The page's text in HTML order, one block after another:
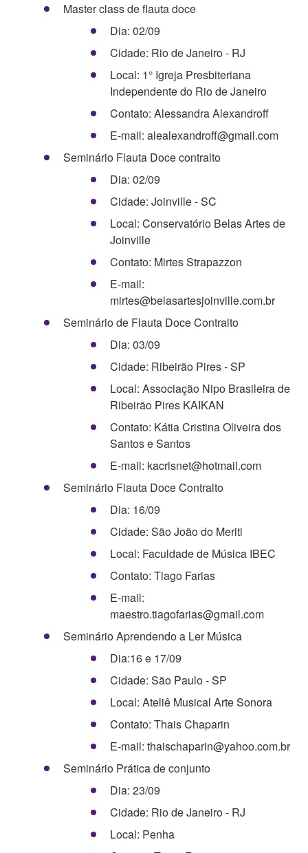
Master class de flauta doce
Dia: 02/09
Cidade: Rio de Janeiro - RJ
Local: 1° Igreja Presbiteriana
Independente do Rio de Janeiro
Contato: Alessandra Alexandroff
E-mail: alealexandroff@gmail.com
Seminário Flauta Doce contralto
Dia: 02/09
Cidade: Joinville - SC
Local: Conservatório Belas Artes de
Joinville
Contato: Mirtes Strapazzon
E-mail:
mirtes@belasartesjoinville.com.br
Seminário de Flauta Doce Contralto
Dia: 03/09
Cidade: Ribeirão Pires - SP
Local: Associação Nipo Brasileira de
Ribeirão Pires KAIKAN
Contato: Kátia Cristina Oliveira dos
Santos e Santos
E-mail: kacrisnet@hotmail.com
Seminário Flauta Doce Contralto
Dia: 16/09
Cidade: São João do Meriti
Local: Faculdade de Música IBEC
Contato: Tiago Farias
E-mail:
maestro.tiagofarias@gmail.com
Seminário Aprendendo a Ler Música
Dia:16 e 17/09
Cidade: São Paulo - SP
Local: Ateliê Musical Arte Sonora
Contato: Thais Chaparin
E-mail: thaischaparin@yahoo.com.br
Seminário Prática de conjunto
Dia: 23/09
Cidade: Rio de Janeiro - RJ
Local: Penha